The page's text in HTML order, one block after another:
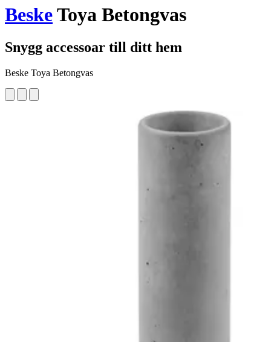
BeskeToya Betongvas
Snygg accessoar till ditt hem
Beske Toya Betongvas